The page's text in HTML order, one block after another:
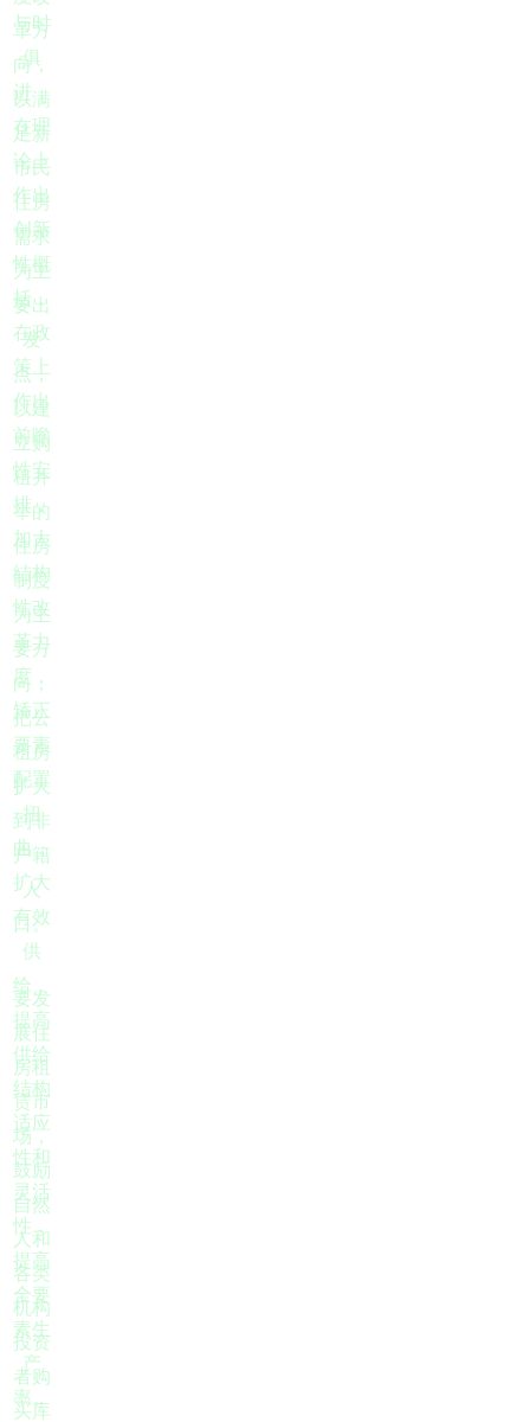
与时
俱
进，
在理
论上
作出
创新
性概
括，
在政
策上
作出
前瞻
性安
排，
加大
结构
性改
革力
度，
矫正
要素
配置
扭
曲，
扩大
有效
供
给，
提高
供给
结构
适应
性和
灵活
性，
提高
全要
素生
产
率。
革方
向，
以满
足新
市民
住房
需求
为主
要出
发
点，
以建
立购
租并
举的
住房
制度
为主
要方
向，
把公
租房
扩大
到非
户籍
人
口。
要发
展住
房租
赁市
场，
鼓励
自然
人和
各类
机构
投资
者购
买库